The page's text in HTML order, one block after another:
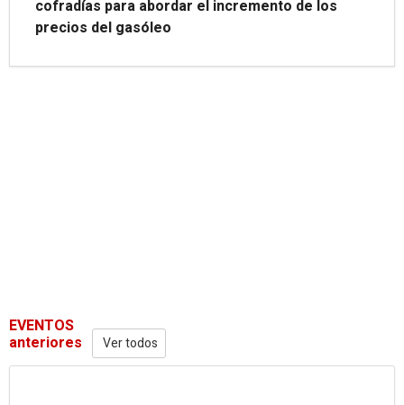
cofradías para abordar el incremento de los
precios del gasóleo
EVENTOS
anteriores Ver todos